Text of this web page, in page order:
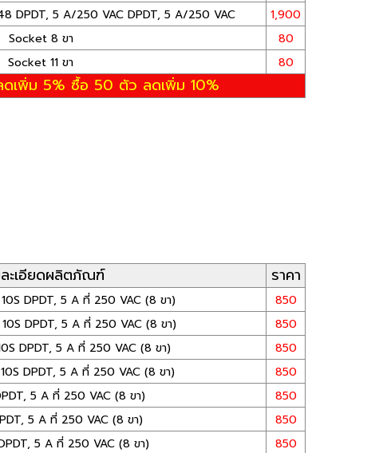
DPDT, 5 A/250 VAC DPDT, 5 A/250 VAC
1,900
Socket 8 ขา
80
Socket 11 ขา 80
ดเพิ่ม 5% ซื้อ 50 ตัว ลดเพิ่ม 10%
ะเอียดผลิตภัณฑ์ ราคา
DPDT, 5 A ที่ 250 VAC (8 ขา)
850
DPDT, 5 A ที่ 250 VAC (8 ขา)
850
DPDT, 5 A ที่ 250 VAC (8 ขา)
850
DPDT, 5 A ที่ 250 VAC (8 ขา)
850
5 A ที่ 250 VAC (8 ขา)
850
5 A ที่ 250 VAC (8 ขา)
850
5 A ที่ 250 VAC (8 ขา)
850